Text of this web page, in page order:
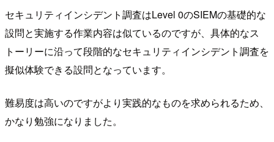
セキュリティインシデント調査はLevel 0のSIEMの基礎的な
設問と実施する作業内容は似ているのですが、具体的なス
トーリーに沿って段階的なセキュリティインシデント調査を
擬似体験できる設問となっています。
難易度は高いのですがより実践的なものを求められるため、
かなり勉強になりました。